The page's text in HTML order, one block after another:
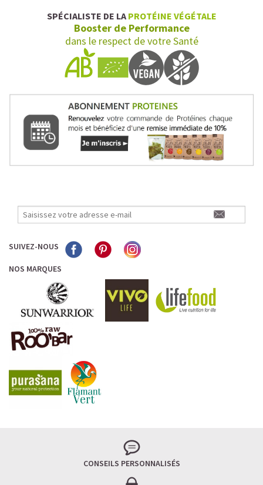
SPÉCIALISTE DE LA PROTÉINE VÉGÉTALE
Booster de Performance
dans le respect de votre Santé
SUIVEZ-NOUS
NOS MARQUES
CONSEILS PERSONNALISÉS